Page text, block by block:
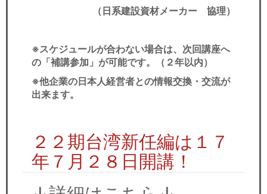
（日系建設資材メーカー 協理）
※スケジュールが合わない場合は、次回講座へ
の「補講参加」が可能です。（２年以内）
※他企業の日本人経営者との情報交換・交流が
出来ます。
２２期台湾新任編は１７
年７月２８日開講！